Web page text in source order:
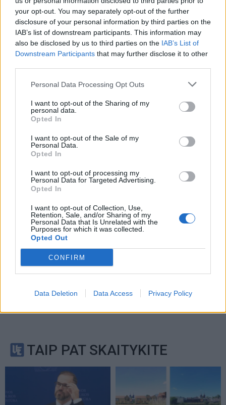
your opt-out. You may separately opt-out of the further
disclosure of your personal information by third parties on the
IAB’s list of downstream participants. This information may
also be disclosed by us to third parties on the IAB’s List of
Downstream Participants that may further disclose it to other
Personal Data Processing Opt Outs
I want to opt-out of the Sharing of my
personal data.
Opted In
I want to opt-out of the Sale of my
Personal Data.
Opted In
I want to opt-out of processing my
Personal Data for Targeted Advertising.
Opted In
I want to opt-out of Collection, Use,
Retention, Sale, and/or Sharing of my
Personal Data that Is Unrelated with the
Purposes for which it was collected.
Opted Out
CONFIRM
Data Deletion Data Access Privacy Policy
Komentaras
Sutinku su taisyklėmis
reCAPTCHA and the Google
TAIP PAT SKAITYKITE